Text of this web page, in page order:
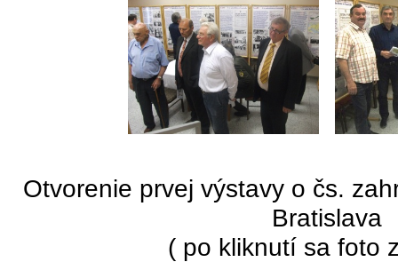
Otvorenie prvej výstavy o čs.
Bratislava
( po kliknutí sa foto